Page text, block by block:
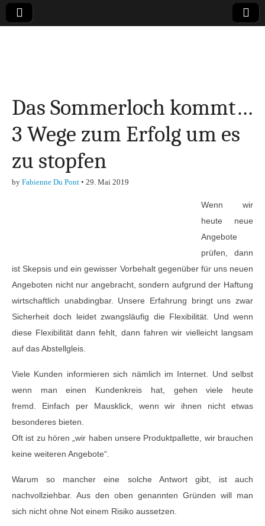
Finanzen,
Marketing-, Vertrieb-
& Investment-Tipps
Das Sommerloch kommt…
3 Wege zum Erfolg um es
zu stopfen
by Fabienne Du Pont • 29. Mai 2019
Wenn wir
heute neue
Angebote
prüfen, dann
ist Skepsis und ein gewisser Vorbehalt gegenüber für uns neuen
Angeboten nicht nur angebracht, sondern aufgrund der Haftung
wirtschaftlich unabdingbar. Unsere Erfahrung bringt uns zwar
Sicherheit doch leidet zwangsläufig die Flexibilität. Und wenn
diese Flexibilität dann fehlt, dann fahren wir vielleicht langsam
auf das Abstellgleis.
Viele Kunden informieren sich nämlich im Internet. Und selbst
wenn man einen Kundenkreis hat, gehen viele heute
fremd. Einfach per Mausklick, wenn wir ihnen nicht etwas
besonderes bieten.
Oft ist zu hören „wir haben unsere Produktpallette, wir brauchen
keine weiteren Angebote“.
Warum so mancher eine solche Antwort gibt, ist auch
nachvollziehbar. Aus den oben genannten Gründen will man
sich nicht ohne Not einem Risiko aussetzen.